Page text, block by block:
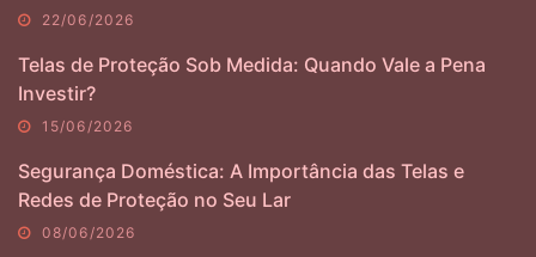
22/06/2026
Telas de Proteção Sob Medida: Quando Vale a Pena
Investir?
15/06/2026
Segurança Doméstica: A Importância das Telas e
Redes de Proteção no Seu Lar
08/06/2026